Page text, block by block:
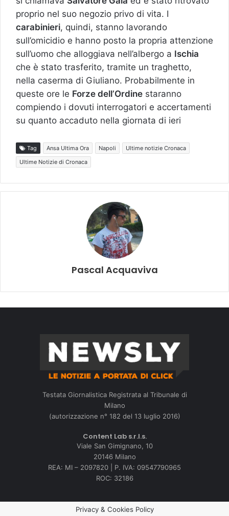
proprio nel suo negozio privo di vita. I
carabinieri, quindi, stanno lavorando
sull’omicidio e hanno posto la propria attenzione
sull’uomo che alloggiava nell’albergo a Ischia
che è stato trasferito, tramite un traghetto,
nella caserma di Giuliano. Probabilmente in
queste ore le Forze dell’Ordine staranno
compiendo i dovuti interrogatori e accertamenti
su quanto accaduto nella giornata di ieri
Tag Ansa Ultima Ora Napoli
Ultime notizie Cronaca
Ultime Notizie di Cronaca
Pascal Acquaviva
Testata Giornalistica Registrata al Tribunale di
Milano
(autorizzazione n° 182 del 13 luglio 2016)
Content Lab s.r.l.s.
Viale San Gimignano, 10
20146 Milano
REA: MI – 2097820 | P. IVA: 09547790965
ROC: 32186
Privacy & Cookies Policy